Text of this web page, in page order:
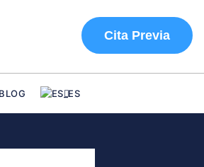
Cita Previa
BLOG